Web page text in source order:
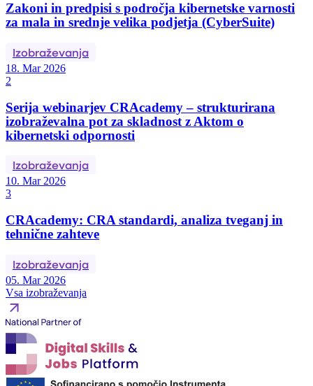
Zakoni in predpisi s področja kibernetske varnosti
za mala in srednje velika podjetja (CyberSuite)
Izobraževanja
18. Mar 2026
2
Serija webinarjev CRAcademy – strukturirana
izobraževalna pot za skladnost z Aktom o
kibernetski odpornosti
Izobraževanja
10. Mar 2026
3
CRAcademy: CRA standardi, analiza tveganj in
tehnične zahteve
Izobraževanja
05. Mar 2026
Vsa izobraževanja